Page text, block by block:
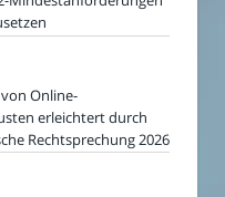
Online-
erleichtert durch
Rechtsprechung 2026